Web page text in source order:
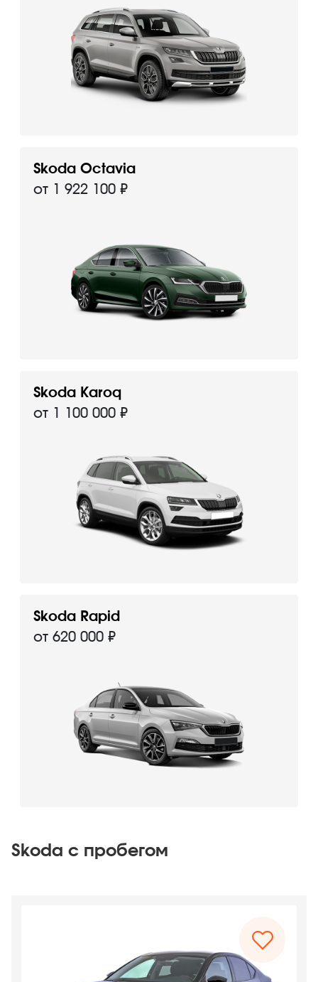
Skoda Octavia
от 1 922 100 ₽
Skoda Karoq
от 1 100 000 ₽
Skoda Rapid
от 620 000 ₽
Skoda с пробегом